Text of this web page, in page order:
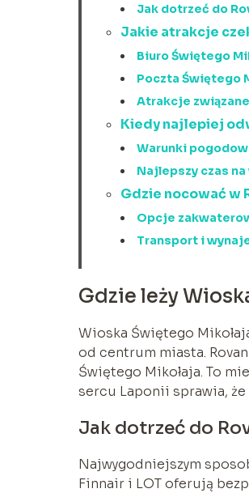
Jak dotrzeć do
Jakie atrakcje
Biuro Świętego
Poczta Świętego
Atrakcje
Kiedy najlepiej
Warunki
Najlepszy czas
Gdzie nocować w
Opcje
Transport i
Gdzie leży
Wioska Świętego
od centrum miasta.
Świętego Mikołaja. To
sercu Laponii sprawia,
Jak dotrzeć do
Najwygodniejszym
Finnair i LOT oferują